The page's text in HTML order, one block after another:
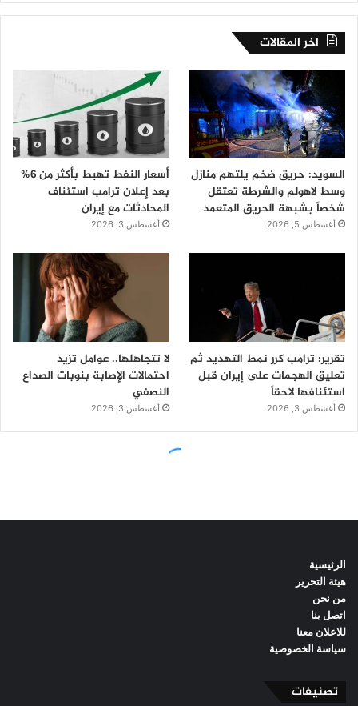
الرئيسية
هيئة التحرير
من نحن
اتصل بنا
للاعلان معنا
سياسة الخصوصية
تصنيفات